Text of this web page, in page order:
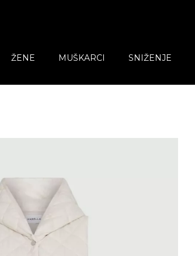
ŽENE MUŠKARCI SNIŽENJE